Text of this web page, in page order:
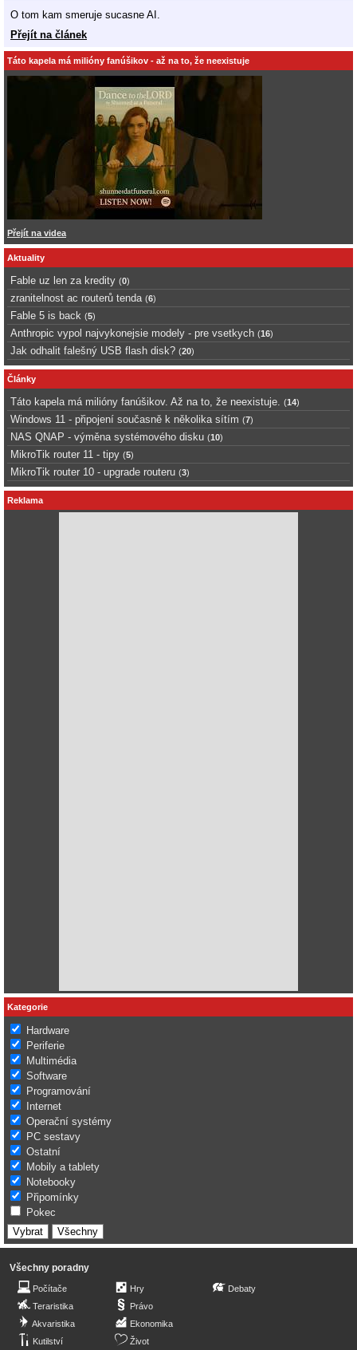
O tom kam smeruje sucasne AI.
Přejít na článek
Táto kapela má milióny fanúšikov - až na to, že neexistuje
Přejít na videa
Aktuality
Fable uz len za kredity (0)
zranitelnost ac routerů tenda (6)
Fable 5 is back (5)
Anthropic vypol najvykonejsie modely - pre vsetkych (16)
Jak odhalit falešný USB flash disk? (20)
Články
Táto kapela má milióny fanúšikov. Až na to, že neexistuje. (14)
Windows 11 - připojení současně k několika sítím (7)
NAS QNAP - výměna systémového disku (10)
MikroTik router 11 - tipy (5)
MikroTik router 10 - upgrade routeru (3)
Reklama
Kategorie
Hardware
Periferie
Multimédia
Software
Programování
Internet
Operační systémy
PC sestavy
Ostatní
Mobily a tablety
Notebooky
Připomínky
Pokec
Všechny poradny
Počítače
Teraristika
Akvaristika
Kutilství
Hry
Právo
Ekonomika
Život
Debaty